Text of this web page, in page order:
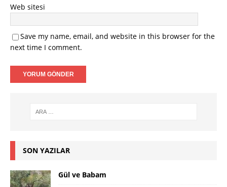
Web sitesi
Save my name, email, and website in this browser for the
next time I comment.
SON YAZILAR
Gül ve Babam